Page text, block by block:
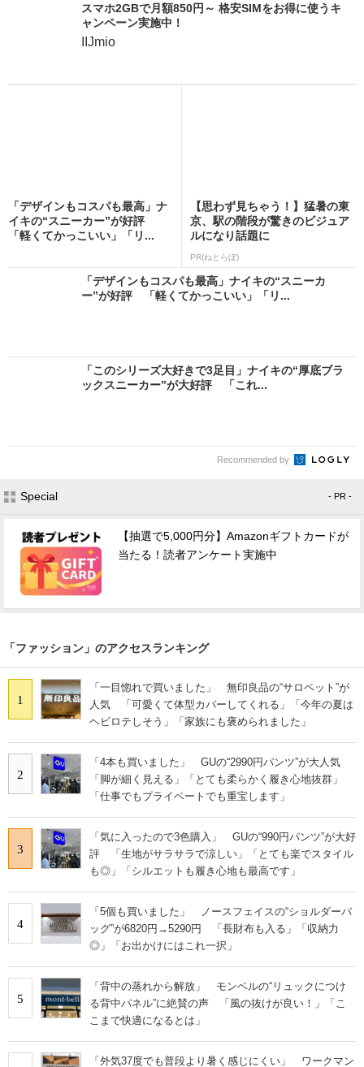
スマホ2GBで月額850円～ 格安SIMをお得に使うキ
ャンペーン実施中！
IIJmio
「デザインもコスパも最高」ナ
イキの“スニーカー”が好評
「軽くてかっこいい」「リ...
【思わず見ちゃう！】猛暑の東
京、駅の階段が驚きのビジュア
ルになり話題に
PR(ねとらぼ)
「デザインもコスパも最高」ナイキの“スニーカ
ー”が好評 「軽くてかっこいい」「リ...
「このシリーズ大好きで3足目」ナイキの“厚底ブラ
ックスニーカー”が大好評 「これ...
Recommended by
Special - PR -
【抽選で5,000円分】Amazonギフトカードが
当たる！読者アンケート実施中
「ファッション」のアクセスランキング
1
「一目惚れで買いました」 無印良品の“サロペット”が
人気 「可愛くて体型カバーしてくれる」「今年の夏は
ヘビロテしそう」「家族にも褒められました」
2
「4本も買いました」 GUの“2990円パンツ”が大人気
「脚が細く見える」「とても柔らかく履き心地抜群」
「仕事でもプライベートでも重宝します」
3
「気に入ったので3色購入」 GUの“990円パンツ”が大好
評 「生地がサラサラで涼しい」「とても楽でスタイル
も◎」「シルエットも履き心地も最高です」
4
「5個も買いました」 ノースフェイスの“ショルダーバ
ッグ”が6820円→5290円 「長財布も入る」「収納力
◎」「お出かけにはこれ一択」
5
「背中の蒸れから解放」 モンベルの“リュックにつけ
る背中パネル”に絶賛の声 「風の抜けが良い！」「こ
こまで快適になるとは」
「外気37度でも普段より暑く感じにくい」 ワークマン